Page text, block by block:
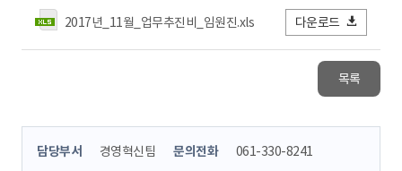
2017년_11월_업무추진비_임원진.xls
다운로드
목록
콘
담당부서 경영혁신팀 문의전화 061-330-8241